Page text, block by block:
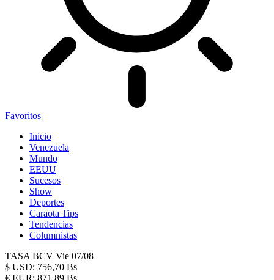
Favoritos
Inicio
Venezuela
Mundo
EEUU
Sucesos
Show
Deportes
Caraota Tips
Tendencias
Columnistas
TASA BCV Vie 07/08
$ USD: 756,70 Bs
€ EUR: 871,89 Bs